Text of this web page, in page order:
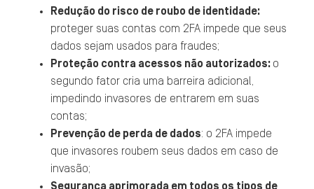
Redução do risco de roubo de identidade:
proteger suas contas com 2FA impede que seus
dados sejam usados para fraudes;
Proteção contra acessos não autorizados: o
segundo fator cria uma barreira adicional,
impedindo invasores de entrarem em suas
contas;
Prevenção de perda de dados: o 2FA impede
que invasores roubem seus dados em caso de
invasão;
Segurança aprimorada em todos os tipos de